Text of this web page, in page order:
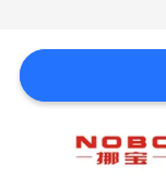
MAPPA
DEL